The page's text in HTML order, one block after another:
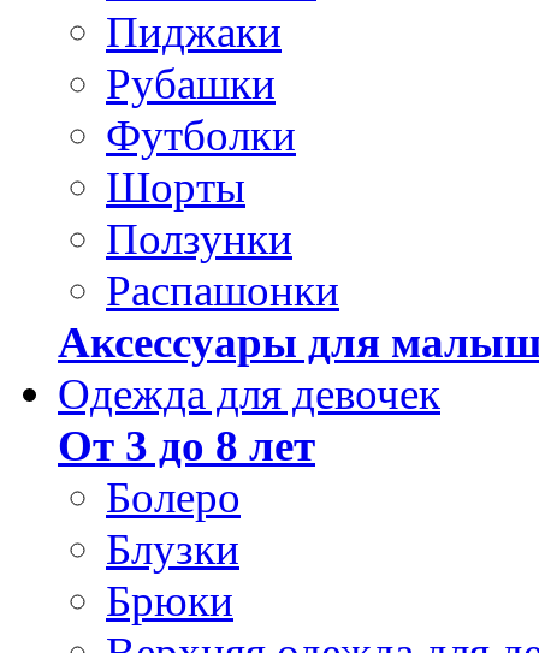
Пиджаки
Рубашки
Футболки
Шорты
Ползунки
Распашонки
Аксессуары для
Одежда для девочек
От 3 до 8 лет
Болеро
Блузки
Брюки